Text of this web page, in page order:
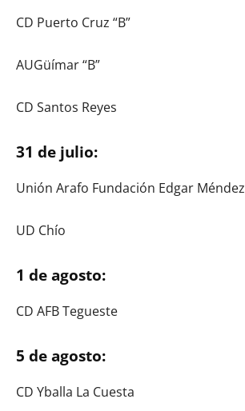
CD Puerto Cruz “B”
AUGüímar “B”
CD Santos Reyes
31 de julio:
Unión Arafo Fundación Edgar Méndez
UD Chío
1 de agosto:
CD AFB Tegueste
5 de agosto:
CD Yballa La Cuesta